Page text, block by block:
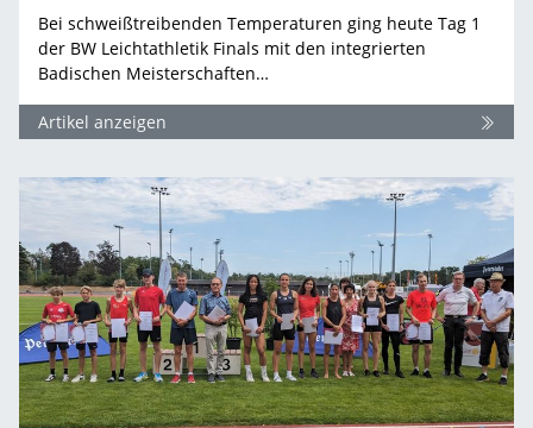
Bei schweißtreibenden Temperaturen ging heute Tag 1
der BW Leichtathletik Finals mit den integrierten
Badischen Meisterschaften…
Artikel anzeigen